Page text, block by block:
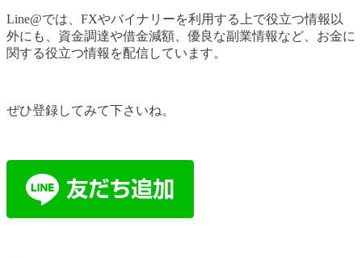
Line@では、FXやバイナリーを利用する上で役立つ情報以
外にも、資金調達や借金減額、優良な副業情報など、お金に
関する役立つ情報を配信しています。
ぜひ登録してみて下さいね。